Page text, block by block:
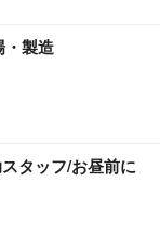
・製造
タッフ/お昼前に